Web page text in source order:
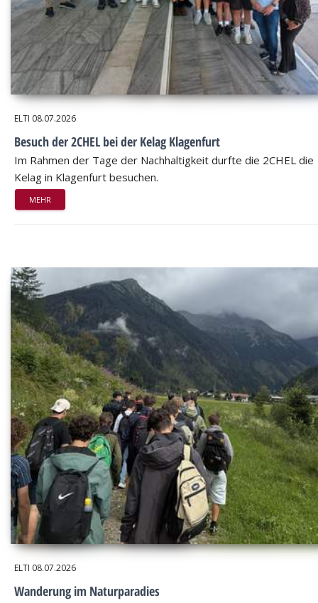
ELTI 08.07.2026
Besuch der 2CHEL bei der Kelag Klagenfurt
Im Rahmen der Tage der Nachhaltigkeit durfte die 2CHEL die
Kelag in Klagenfurt besuchen.
MEHR
ELTI 08.07.2026
Wanderung im Naturparadies